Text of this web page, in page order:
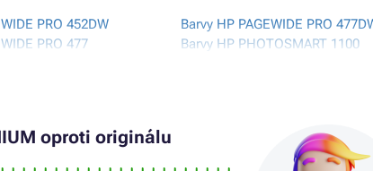
PRO 452DW
PRO 477
Barvy HP PAGEWIDE PRO
Barvy HP PHOTOSMART 1100
oproti originálu